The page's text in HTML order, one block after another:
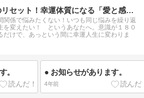
人生のリセット！幸運体質になる「愛と感謝のワーク」
関係で悩みたくない！いつも同じ悩みを繰り返
を変えたい！ というあなたへ。意識が１８０
だけで、あっという間に幸運人生に変わりま
。 ● お知らせがあります。
4年前